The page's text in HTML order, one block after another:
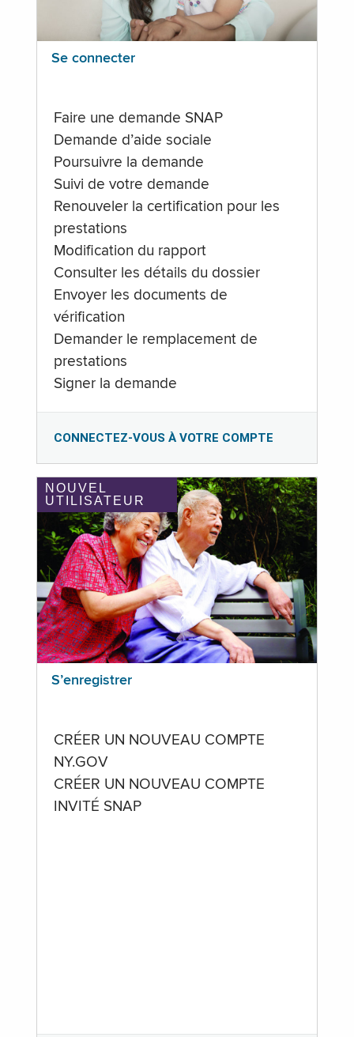
Se connecter
Faire une demande SNAP
Demande d’aide sociale
Poursuivre la demande
Suivi de votre demande
Renouveler la certification pour les
prestations
Modification du rapport
Consulter les détails du dossier
Envoyer les documents de
vérification
Demander le remplacement de
prestations
Signer la demande
CONNECTEZ-VOUS À VOTRE COMPTE
NOUVEL
UTILISATEUR
S’enregistrer
CRÉER UN NOUVEAU COMPTE
NY.GOV
CRÉER UN NOUVEAU COMPTE
INVITÉ SNAP